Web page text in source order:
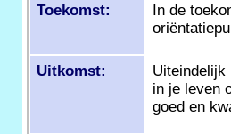
Toekomst:
In de
Uitkomst:
Uiteindelijk
in je leven
goed en